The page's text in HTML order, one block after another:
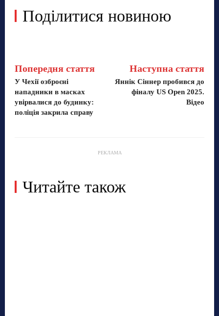
Поділитися новиною
Попередня стаття
У Чехії озброєні
нападники в масках
увірвалися до будинку:
поліція закрила справу
Наступна стаття
Яннік Сіннер пробився до
фіналу US Open 2025.
Відео
РЕКЛАМА
Читайте також